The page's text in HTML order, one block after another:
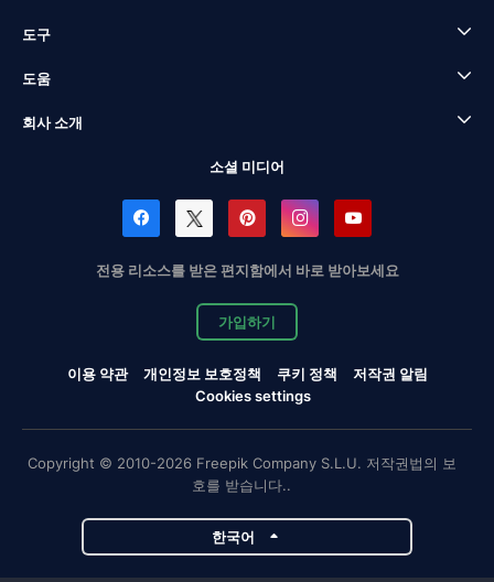
도구
도움
회사 소개
소셜 미디어
전용 리소스를 받은 편지함에서 바로 받아보세요
가입하기
이용 약관 개인정보 보호정책 쿠키 정책
저작권 알림
Cookies settings
Copyright © 2010-2026 Freepik Company S.L.U. 저작권법의 보
호를 받습니다..
한국어